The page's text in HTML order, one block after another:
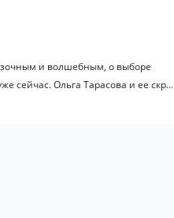
и волшебным, о выборе
сейчас. Ольга Тарасова и ее скр...